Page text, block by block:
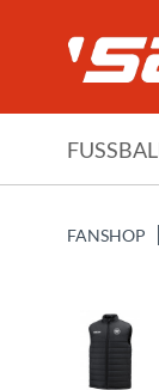
FUSSBALL
FANSHOP